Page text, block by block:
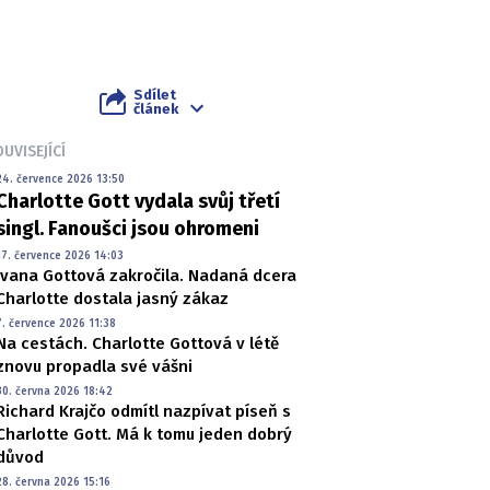
Sdílet
článek
července 2026 13:50
Gott vydala svůj třetí
Fanoušci jsou ohromeni
července 2026 14:03
Gottová zakročila. Nadaná dcera
dostala jasný zákaz
července 2026 11:38
cestách. Charlotte Gottová v létě
propadla své vášni
června 2026 18:42
Krajčo odmítl nazpívat píseň s
Gott. Má k tomu jeden dobrý
června 2026 15:16